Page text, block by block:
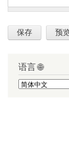
语言 🌐